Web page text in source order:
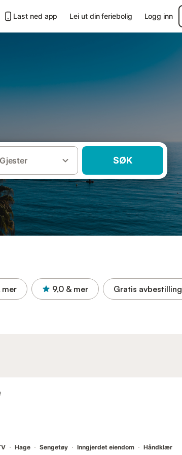
Last ned app Lei ut din feriebolig Logg inn
Gjester SØK
mer 9,0 & mer Gratis avbestilling
Hage Sengetøy Inngjerdet eiendom Håndklær